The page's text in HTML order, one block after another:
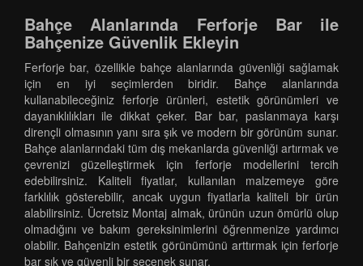
Bahçe Alanlarında Ferforje Bar ile
Bahçenize Güvenlik Ekleyin
Ferforje bar, özellikle bahçe alanlarında güvenliği sağlamak
için en iyi seçimlerden biridir. Bahçe alanlarında
kullanabileceğiniz ferforje ürünleri, estetik görünümleri ve
dayanıklılıkları ile dikkat çeker. Bar bar, paslanmaya karşı
dirençli olmasının yanı sıra şık ve modern bir görünüm sunar.
Bahçe alanlarındaki tüm dış mekanlarda güvenliği artırmak ve
çevrenizi güzelleştirmek için ferforje modellerini tercih
edebilirsiniz. Kaliteli fiyatlar, kullanılan malzemeye göre
farklılık gösterebilir, ancak uygun fiyatlarla kaliteli bir ürün
alabilirsiniz. Ücretsiz Montaj almak, ürünün uzun ömürlü olup
olmadığını ve bakım gereksinimlerini öğrenmenize yardımcı
olabilir. Bahçenizin estetik görünümünü arttırmak için ferforje
bar şık ve güvenli bir seçenek sunar.